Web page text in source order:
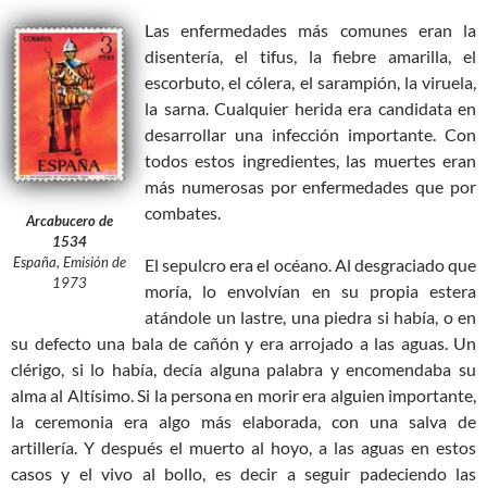
Arcabucero de
1534
España, Emisión de
1973
Las enfermedades más comunes eran la
disentería, el tifus, la fiebre amarilla, el
escorbuto, el cólera, el sarampión, la viruela,
la sarna. Cualquier herida era candidata en
desarrollar una infección importante. Con
todos estos ingredientes, las muertes eran
más numerosas por enfermedades que por
combates.
El sepulcro era el océano. Al desgraciado que
moría, lo envolvían en su propia estera
atándole un lastre, una piedra si había, o en
su defecto una bala de cañón y era arrojado a las aguas. Un
clérigo, si lo había, decía alguna palabra y encomendaba su
alma al Altísimo. Si la persona en morir era alguien importante,
la ceremonia era algo más elaborada, con una salva de
artillería. Y después el muerto al hoyo, a las aguas en estos
casos y el vivo al bollo, es decir a seguir padeciendo las